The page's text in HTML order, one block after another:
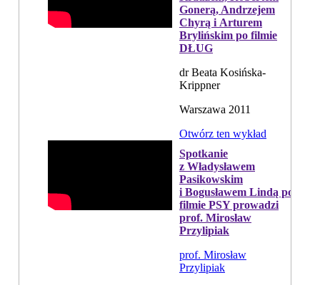
Gonerą, Andrzejem
Chyrą i Arturem
Brylińskim po filmie
DŁUG
dr Beata Kosińska-
Krippner
Warszawa 2011
Otwórz ten wykład
Spotkanie
z Władysławem
Pasikowskim
i Bogusławem Lindą po
filmie PSY prowadzi
prof. Mirosław
Przylipiak
prof. Mirosław
Przylipiak